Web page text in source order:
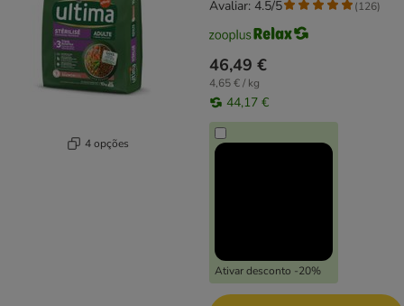
4 opções
46,49 €
4,65 € / kg
44,17 €
Ativar desconto -20%
Avaliar: 4.5/5 (126)